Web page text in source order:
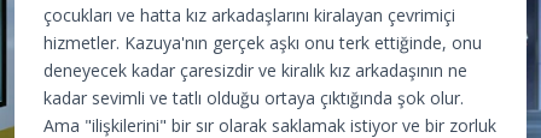
çocukları ve hatta kız arkadaşlarını kiralayan çevrimiçi
hizmetler. Kazuya'nın gerçek aşkı onu terk ettiğinde, onu
deneyecek kadar çaresizdir ve kiralık kız arkadaşının ne
kadar sevimli ve tatlı olduğu ortaya çıktığında şok olur.
Ama "ilişkilerini" bir sır olarak saklamak istiyor ve bir zorluk